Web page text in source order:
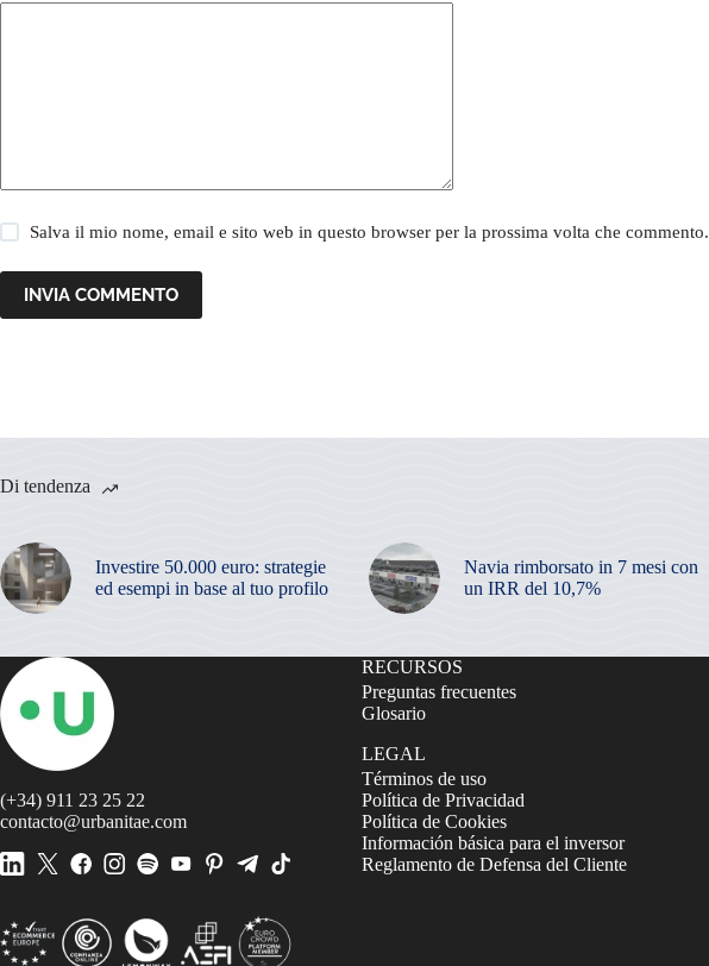
Salva il mio nome, email e sito web in questo browser per la prossima volta che commento.
INVIA COMMENTO
Di tendenza
Investire 50.000 euro: strategie
ed esempi in base al tuo profilo
Navia rimborsato in 7 mesi con
un IRR del 10,7%
(+34) 911 23 25 22
contacto@urbanitae.com
RECURSOS
Preguntas frecuentes
Glosario
LEGAL
Términos de uso
Política de Privacidad
Política de Cookies
Información básica para el inversor
Reglamento de Defensa del Cliente